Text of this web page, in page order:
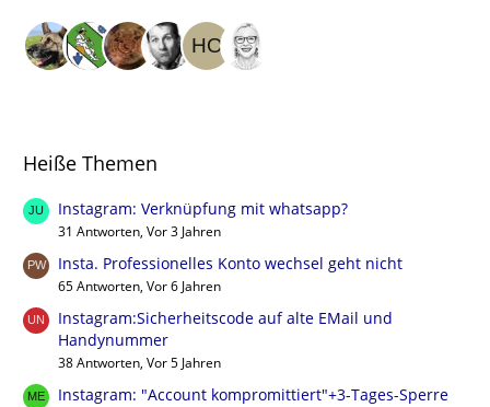
Heiße Themen
Instagram: Verknüpfung mit whatsapp?
31 Antworten, Vor 3 Jahren
Insta. Professionelles Konto wechsel geht nicht
65 Antworten, Vor 6 Jahren
Instagram:Sicherheitscode auf alte EMail und
Handynummer
38 Antworten, Vor 5 Jahren
Instagram: "Account kompromittiert"+3-Tages-Sperre